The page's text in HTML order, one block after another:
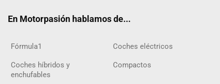
En Motorpasión hablamos de...
Fórmula1 Coches eléctricos
Coches híbridos y
enchufables
Compactos